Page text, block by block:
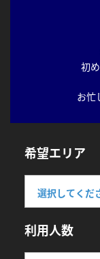
初
お忙
希望エリア
利用人数